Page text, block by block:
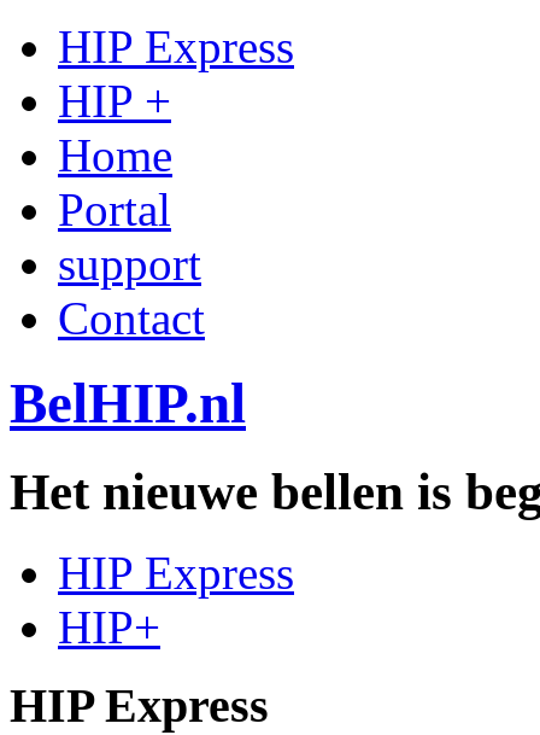
HIP Express
HIP +
Home
Portal
support
Contact
BelHIP.nl
Het nieuwe bellen is
HIP Express
HIP+
HIP Express